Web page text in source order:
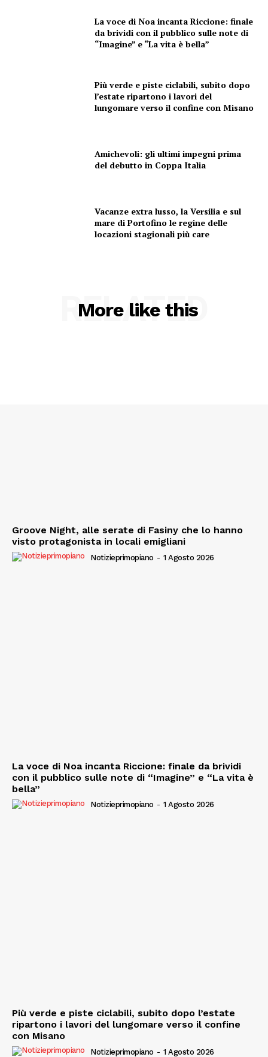
La voce di Noa incanta Riccione: finale
da brividi con il pubblico sulle note di
“Imagine” e “La vita è bella”
Più verde e piste ciclabili, subito dopo
l’estate ripartono i lavori del
lungomare verso il confine con Misano
Amichevoli: gli ultimi impegni prima
del debutto in Coppa Italia
Vacanze extra lusso, la Versilia e sul
mare di Portofino le regine delle
locazioni stagionali più care
More like this
RELATED
Groove Night, alle serate di Fasiny che lo hanno
visto protagonista in locali emigliani
Notizieprimopiano - 1 Agosto 2026
La voce di Noa incanta Riccione: finale da brividi
con il pubblico sulle note di “Imagine” e “La vita è
bella”
Notizieprimopiano - 1 Agosto 2026
Più verde e piste ciclabili, subito dopo l’estate
ripartono i lavori del lungomare verso il confine
con Misano
Notizieprimopiano - 1 Agosto 2026